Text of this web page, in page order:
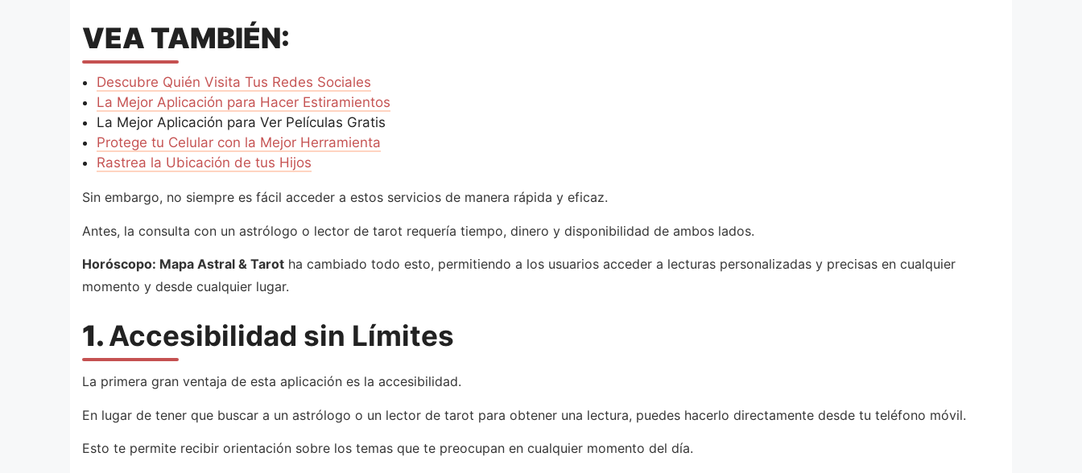
VEA TAMBIÉN:
Descubre Quién Visita Tus Redes Sociales
La Mejor Aplicación para Hacer Estiramientos
La Mejor Aplicación para Ver Películas Gratis
Protege tu Celular con la Mejor Herramienta
Rastrea la Ubicación de tus Hijos
Sin embargo, no siempre es fácil acceder a estos servicios de manera rápida y eficaz.
Antes, la consulta con un astrólogo o lector de tarot requería tiempo, dinero y disponibilidad de ambos lados.
Horóscopo: Mapa Astral & Tarot ha cambiado todo esto, permitiendo a los usuarios acceder a lecturas personalizadas y precisas en cualquier
momento y desde cualquier lugar.
1.Accesibilidad sin Límites
La primera gran ventaja de esta aplicación es la accesibilidad.
En lugar de tener que buscar a un astrólogo o un lector de tarot para obtener una lectura, puedes hacerlo directamente desde tu teléfono móvil.
Esto te permite recibir orientación sobre los temas que te preocupan en cualquier momento del día.